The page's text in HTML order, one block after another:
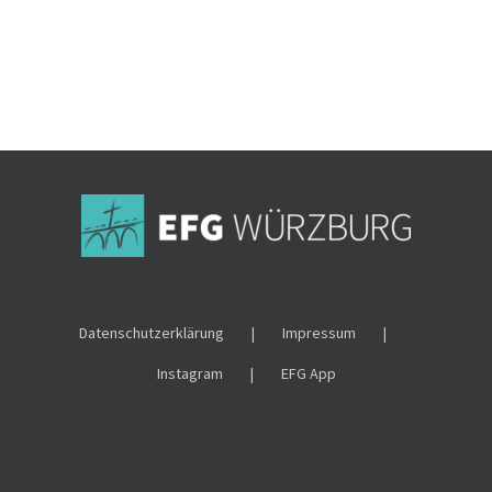
Datenschutzerklärung Impressum
Instagram EFG App